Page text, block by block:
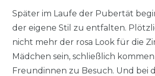
Später im Laufe der Pubertät
der eigene Stil zu entfalten.
nicht mehr der rosa Look für die
Mädchen sein, schließlich
Freundinnen zu Besuch. Und bei